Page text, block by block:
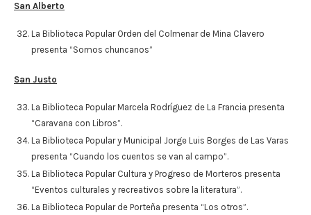
San Alberto
La Biblioteca Popular Orden del Colmenar de Mina Clavero
presenta “Somos chuncanos”
San Justo
La Biblioteca Popular Marcela Rodríguez de La Francia presenta
“Caravana con Libros”.
La Biblioteca Popular y Municipal Jorge Luis Borges de Las Varas
presenta “Cuando los cuentos se van al campo”.
La Biblioteca Popular Cultura y Progreso de Morteros presenta
“Eventos culturales y recreativos sobre la literatura”.
La Biblioteca Popular de Porteña presenta “Los otros”.